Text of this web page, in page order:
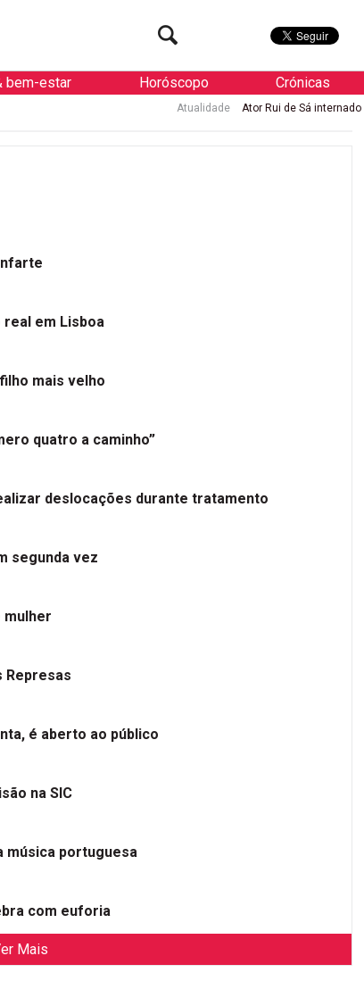
bem-estar Horóscopo Crónicas
Ator Rui de Sá internado de
real em Lisboa
mais velho
quatro a caminho”
deslocações durante tratamento
segunda vez
mulher
Represas
é aberto ao público
na SIC
música portuguesa
com euforia
Mais